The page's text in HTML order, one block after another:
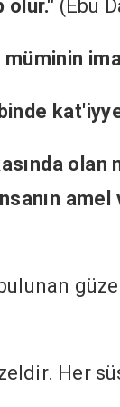
olur." (Ebu
olan
Her